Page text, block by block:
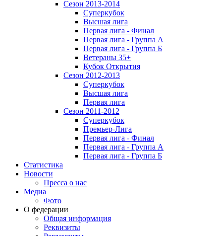
Сезон 2013-2014
Суперкубок
Высшая лига
Первая лига - Финал
Первая лига - Группа А
Первая лига - Группа Б
Ветераны 35+
Кубок Открытия
Сезон 2012-2013
Суперкубок
Высшая лига
Первая лига
Сезон 2011-2012
Суперкубок
Премьер-Лига
Первая лига - Финал
Первая лига - Группа А
Первая лига - Группа Б
Статистика
Новости
Пресса о нас
Медиа
Фото
О федерации
Общая информация
Реквизиты